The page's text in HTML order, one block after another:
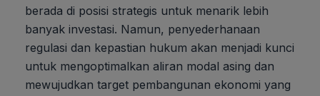
berada di posisi strategis untuk menarik lebih
banyak investasi. Namun, penyederhanaan
regulasi dan kepastian hukum akan menjadi kunci
untuk mengoptimalkan aliran modal asing dan
mewujudkan target pembangunan ekonomi yang